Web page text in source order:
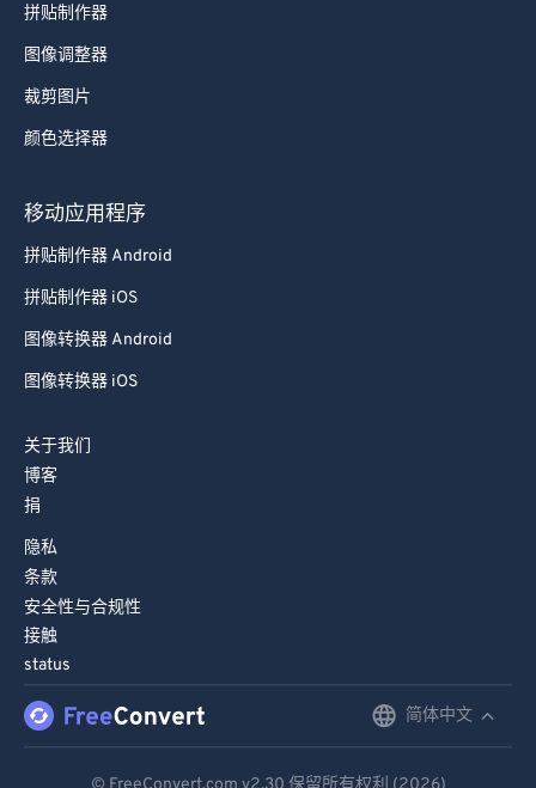
拼贴制作器
图像调整器
裁剪图片
颜色选择器
移动应用程序
拼贴制作器 Android
拼贴制作器 iOS
图像转换器 Android
图像转换器 iOS
关于我们
博客
捐
隐私
条款
安全性与合规性
接触
status
简体中文